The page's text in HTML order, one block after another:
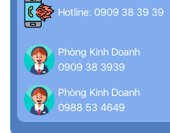
Hotline: 0909 38 39 39
Phòng Kinh Doanh
0909 38 3939
Phòng Kinh Doanh
0988 53 4649